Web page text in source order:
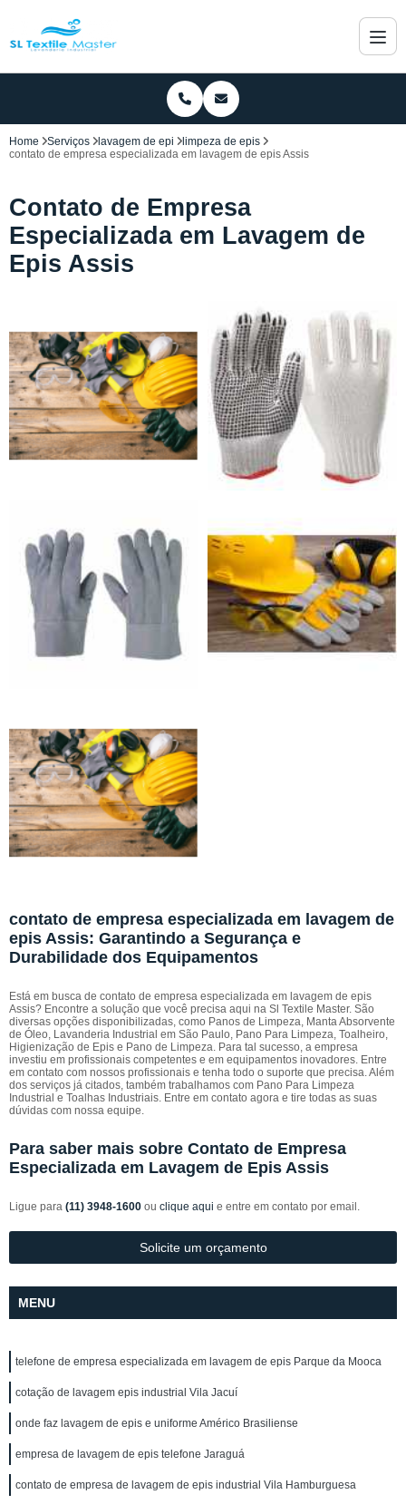
Home Serviços lavagem de epi
limpeza de epis
contato de empresa especializada em lavagem de epis Assis
Contato de Empresa
Especializada em Lavagem de
Epis Assis
contato de empresa especializada em lavagem de
epis Assis: Garantindo a Segurança e
Durabilidade dos Equipamentos
Está em busca de contato de empresa especializada em lavagem de epis
Assis? Encontre a solução que você precisa aqui na Sl Textile Master. São
diversas opções disponibilizadas, como Panos de Limpeza, Manta Absorvente
de Óleo, Lavanderia Industrial em São Paulo, Pano Para Limpeza, Toalheiro,
Higienização de Epis e Pano de Limpeza. Para tal sucesso, a empresa
investiu em profissionais competentes e em equipamentos inovadores. Entre
em contato com nossos profissionais e tenha todo o suporte que precisa. Além
dos serviços já citados, também trabalhamos com Pano Para Limpeza
Industrial e Toalhas Industriais. Entre em contato agora e tire todas as suas
dúvidas com nossa equipe.
Para saber mais sobre Contato de Empresa
Especializada em Lavagem de Epis Assis
Ligue para (11) 3948-1600 ou clique aqui e entre em contato por email.
Solicite um orçamento
MENU
telefone de empresa especializada em lavagem de epis Parque da Mooca
cotação de lavagem epis industrial Vila Jacuí
onde faz lavagem de epis e uniforme Américo Brasiliense
empresa de lavagem de epis telefone Jaraguá
contato de empresa de lavagem de epis industrial Vila Hamburguesa